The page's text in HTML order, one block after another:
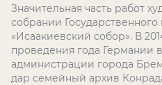
Значительная часть работ
собрании Государственного
«Исаакиевский собор». В
проведения года Германии
администрации города
дар семейный архив